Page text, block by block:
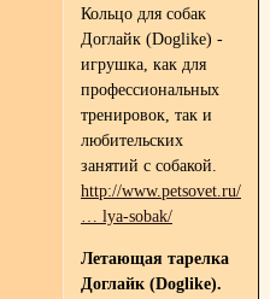
Кольцо для собак
Доглайк (Doglike) -
игрушка, как для
профессиональных
тренировок, так и
любительских
занятий с собакой.
http://www.petsovet.ru/
… lya-sobak/
Летающая тарелка
Доглайк (Doglike).